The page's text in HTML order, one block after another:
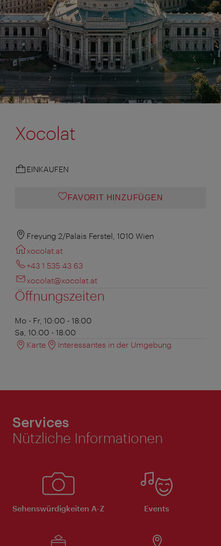
Xocolat
EINKAUFEN
FAVORIT HINZUFÜGEN
Freyung 2/Palais Ferstel, 1010 Wien
xocolat.at
+43 1 535 43 63
xocolat@xocolat.at
Öffnungszeiten
Mo - Fr, 10:00 - 18:00
Sa, 10:00 - 18:00
Karte
Interessantes in der Umgebung
Services
Nützliche Informationen
Sehenswürdigkeiten A-Z Events